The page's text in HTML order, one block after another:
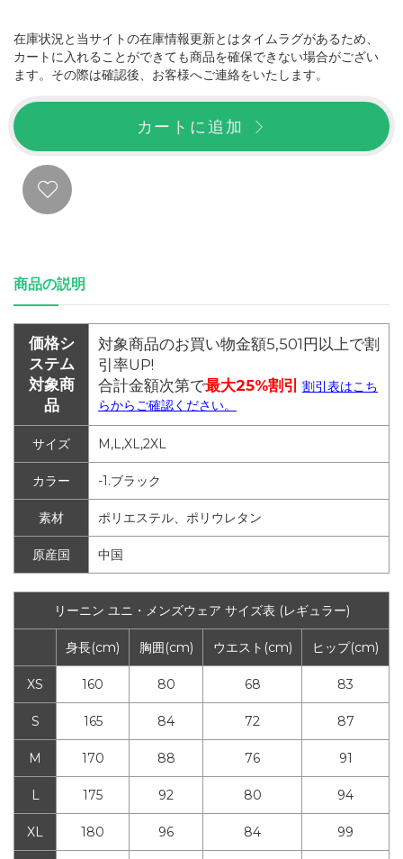
在庫状況と当サイトの在庫情報更新とはタイムラグがあるため、
カートに入れることができても商品を確保できない場合がござい
ます。その際は確認後、お客様へご連絡をいたします。
カートに追加
商品の説明
価格シ
ステム
対象商
品
対象商品のお買い物金額5,501円以上で割
引率UP!
合計金額次第で最大25%割引
割引表はこち
らからご確認ください。
サイズ M,L,XL,2XL
カラー -1.ブラック
素材 ポリエステル、ポリウレタン
原産国 中国
リーニン ユニ・メンズウェア サイズ表 (レギュラー)
身長(cm) 胸囲(cm) ウエスト(cm) ヒップ(cm)
XS 160 80 68 83
S 165 84 72 87
M 170 88 76 91
L 175 92 80 94
XL 180 96 84 99